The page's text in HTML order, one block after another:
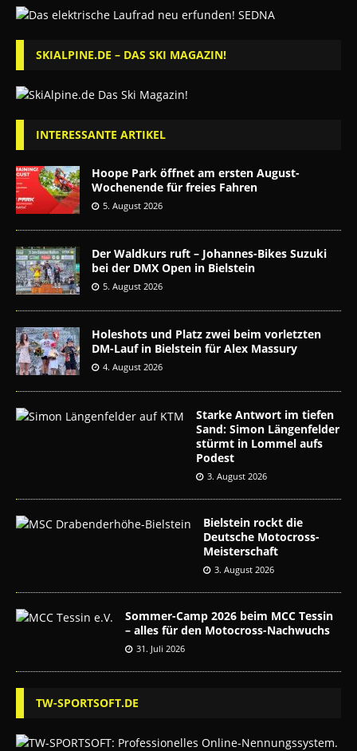
SKIALPINE.DE – DAS SKI MAGAZIN!
INTERESSANTE ARTIKEL
Hoope Park öffnet am ersten August-
Wochenende für freies Fahren
5. August 2026
Der Waldkurs ruft – Johannes-Bikes Suzuki
bei der DMX Open in Bielstein
5. August 2026
Holeshots und Platz zwei beim vorletzten
DM-Lauf in Bielstein für Alex Massury
4. August 2026
Starke Antwort im tiefen
Sand: Simon Längenfelder
stürmt in Lommel aufs
Podest
3. August 2026
Bielstein rockt die
Deutsche Motocross-
Meisterschaft
3. August 2026
Sommer-Camp 2026 beim MCC Tessin
– alles für den Motocross-Nachwuchs
31. Juli 2026
TW-SPORTSOFT.DE